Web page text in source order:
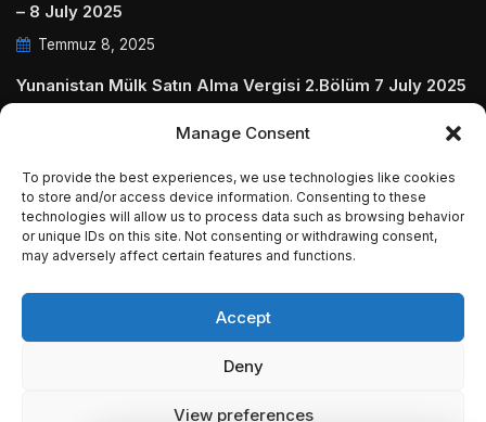
Manage Consent
To provide the best experiences, we use technologies like cookies
to store and/or access device information. Consenting to these
technologies will allow us to process data such as browsing behavior
or unique IDs on this site. Not consenting or withdrawing consent,
may adversely affect certain features and functions.
Accept
Deny
View preferences
– 8 July 2025
Temmuz 8, 2025
Yunanistan Mülk Satın Alma Vergisi 2.Bölüm 7 July 2025
July 2025
Temmuz 5, 2025
© Copyright 2009 - 2025 InvestGreece. All Rights